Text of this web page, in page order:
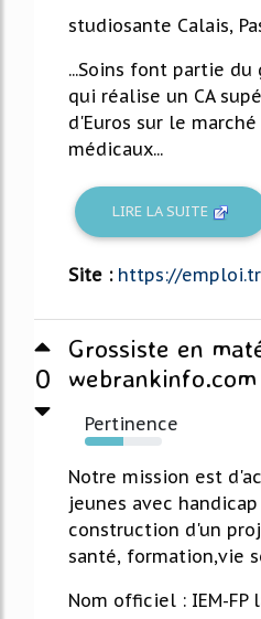
studiosante Calais,
...Soins font partie
qui réalise un CA
d'Euros sur le
médicaux...
LIRE LA SUITE
Site : https://
0
Grossiste en
webrankinfo.com
Pertinence
50%
Notre mission est
jeunes avec
construction d'un
santé, formation,vie
Nom officiel : IEM-